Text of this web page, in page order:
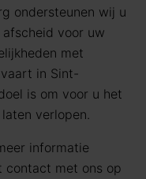
ondersteunen wij u
voor uw
met
in Sint-
is om voor u het
verlopen.
informatie
contact met ons op